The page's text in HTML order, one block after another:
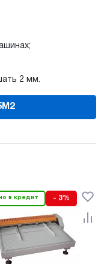
2 мм.
в кредит - 3%